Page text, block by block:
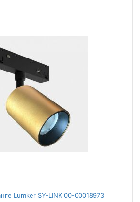
Lumker SY-LINK 00-00018973